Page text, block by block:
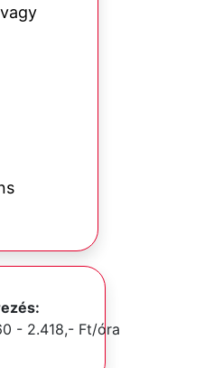
- 2.418,- Ft/óra